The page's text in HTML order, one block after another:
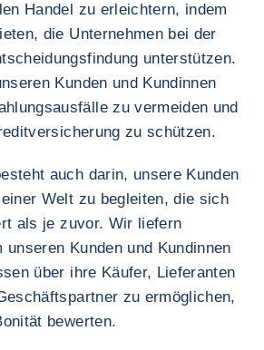
Handel zu erleichtern, indem
die Unternehmen bei der
unterstützen.
Kunden und Kundinnen
zu vermeiden und
zu schützen.
auch darin, unsere Kunden
Welt zu begleiten, die sich
als je zuvor. Wir liefern
unseren Kunden und Kundinnen
über ihre Käufer, Lieferanten
zu ermöglichen,
bewerten.